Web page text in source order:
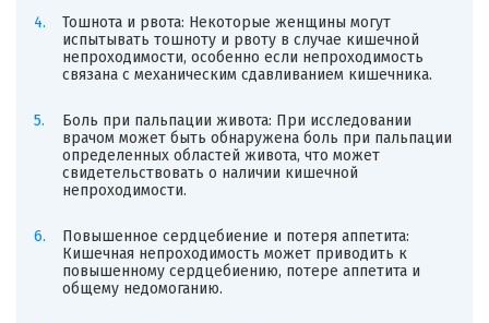
Тошнота и рвота: Некоторые женщины могут
испытывать тошноту и рвоту в случае кишечной
непроходимости, особенно если непроходимость
связана с механическим сдавливанием кишечника.
Боль при пальпации живота: При исследовании
врачом может быть обнаружена боль при пальпации
определенных областей живота, что может
свидетельствовать о наличии кишечной
непроходимости.
Повышенное сердцебиение и потеря аппетита:
Кишечная непроходимость может приводить к
повышенному сердцебиению, потере аппетита и
общему недомоганию.